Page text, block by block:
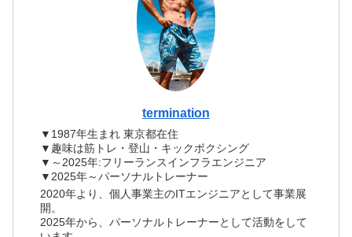
termination
▼1987年生まれ 東京都在住
▼趣味は筋トレ・登山・キックボクシング
▼～2025年:フリーランスインフラエンジニア
▼2025年～パーソナルトレーナー
2020年より、個人事業主のITエンジニアとして事業展
開。
2025年から、パーソナルトレーナーとして活動をして